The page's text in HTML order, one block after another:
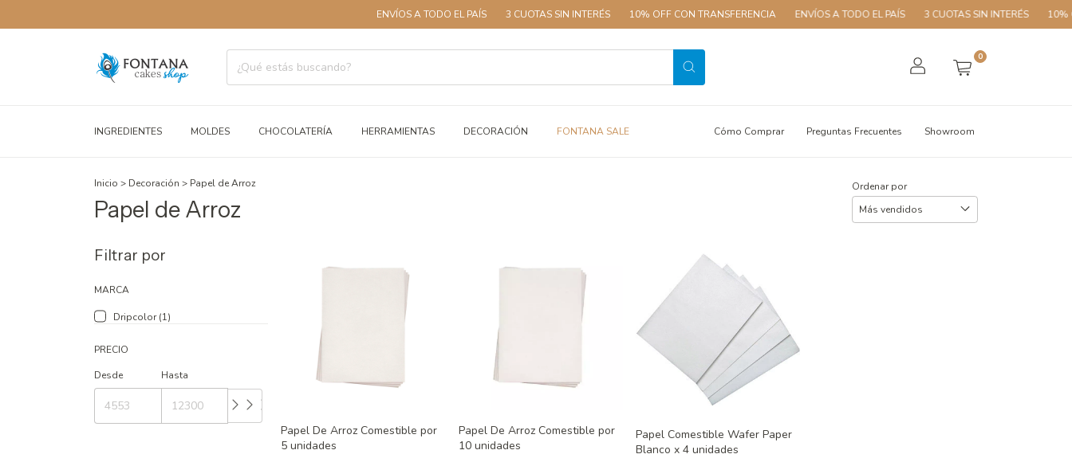
ENVÍOS A TODO EL PAÍS 3 CUOTAS SIN INTERÉS 10% OFF CON TRANSFERENCIA ENVÍOS A TODO EL PAÍS 3 CUOTAS SIN INTERÉS 10%
0
INGREDIENTES MOLDES CHOCOLATERÍA HERRAMIENTAS DECORACIÓN FONTANA SALE Cómo Comprar Preguntas Frecuentes Showroom
Inicio > Decoración > Papel de Arroz
Papel de Arroz
Ordenar por
Filtrar por
MARCA
Dripcolor (1)
PRECIO
Desde
Hasta
Papel De Arroz Comestible por
5 unidades
Papel De Arroz Comestible por
10 unidades
Papel Comestible Wafer Paper
Blanco x 4 unidades